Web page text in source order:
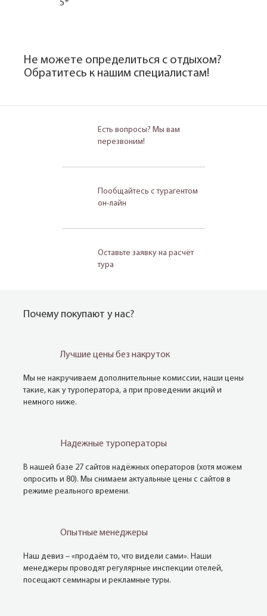
5*
Не можете определиться с отдыхом?
Обратитесь к нашим специалистам!
Есть вопросы? Мы вам
перезвоним!
Пообщайтесь с турагентом
он-лайн
Оставьте заявку на расчёт
тура
Почему покупают у нас?
Лучшие цены без накруток
Мы не накручиваем дополнительные комиссии, наши цены
такие, как у туроператора, а при проведении акций и
немного ниже.
Надежные туроператоры
В нашей базе 27 сайтов надёжных операторов (хотя можем
опросить и 80). Мы снимаем актуальные цены с сайтов в
режиме реального времени.
Опытные менеджеры
Наш девиз – «продаём то, что видели сами». Наши
менеджеры проводят регулярные инспекции отелей,
посещают семинары и рекламные туры.